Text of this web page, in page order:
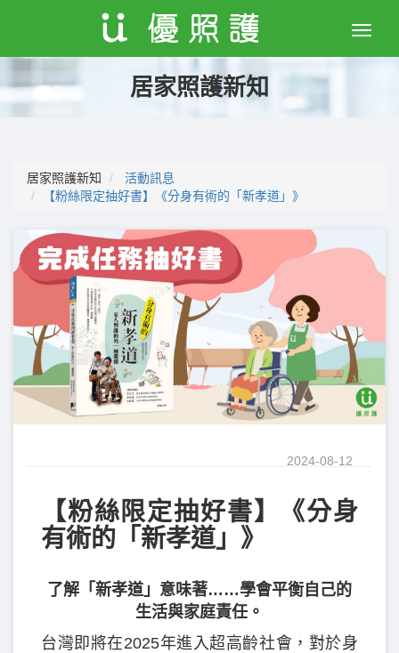
Toggle
居家照護新知
居家照護新知
活動訊息
【粉絲限定抽好書】《分身有術的「新孝道」》
2024-08-12
【粉絲限定抽好書】《分身
有術的「新孝道」》
了解「新孝道」意味著……學會平衡自己的
生活與家庭責任。
台灣即將在2025年進入超高齡社會，對於身